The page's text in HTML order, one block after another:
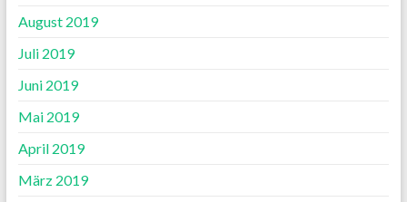
August 2019
Juli 2019
Juni 2019
Mai 2019
April 2019
März 2019